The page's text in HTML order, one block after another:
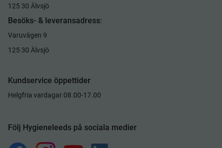
125 30 Älvsjö
Besöks- & leveransadress:
Varuvägen 9
125 30 Älvsjö
Kundservice öppettider
Helgfria vardagar 08.00-17.00
Följ Hygieneleeds på sociala medier